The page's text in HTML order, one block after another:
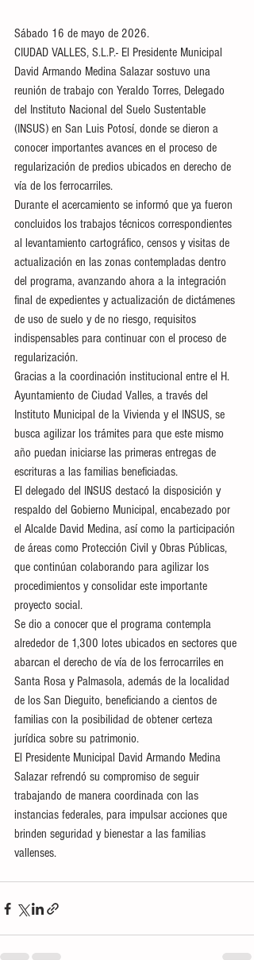
Sábado 16 de mayo de 2026.
CIUDAD VALLES, S.L.P.- El Presidente Municipal
David Armando Medina Salazar sostuvo una
reunión de trabajo con Yeraldo Torres, Delegado
del Instituto Nacional del Suelo Sustentable
(INSUS) en San Luis Potosí, donde se dieron a
conocer importantes avances en el proceso de
regularización de predios ubicados en derecho de
vía de los ferrocarriles.
Durante el acercamiento se informó que ya fueron
concluidos los trabajos técnicos correspondientes
al levantamiento cartográfico, censos y visitas de
actualización en las zonas contempladas dentro
del programa, avanzando ahora a la integración
final de expedientes y actualización de dictámenes
de uso de suelo y de no riesgo, requisitos
indispensables para continuar con el proceso de
regularización.
Gracias a la coordinación institucional entre el H.
Ayuntamiento de Ciudad Valles, a través del
Instituto Municipal de la Vivienda y el INSUS, se
busca agilizar los trámites para que este mismo
año puedan iniciarse las primeras entregas de
escrituras a las familias beneficiadas.
El delegado del INSUS destacó la disposición y
respaldo del Gobierno Municipal, encabezado por
el Alcalde David Medina, así como la participación
de áreas como Protección Civil y Obras Públicas,
que continúan colaborando para agilizar los
procedimientos y consolidar este importante
proyecto social.
Se dio a conocer que el programa contempla
alrededor de 1,300 lotes ubicados en sectores que
abarcan el derecho de vía de los ferrocarriles en
Santa Rosa y Palmasola, además de la localidad
de los San Dieguito, beneficiando a cientos de
familias con la posibilidad de obtener certeza
jurídica sobre su patrimonio.
El Presidente Municipal David Armando Medina
Salazar refrendó su compromiso de seguir
trabajando de manera coordinada con las
instancias federales, para impulsar acciones que
brinden seguridad y bienestar a las familias
vallenses.